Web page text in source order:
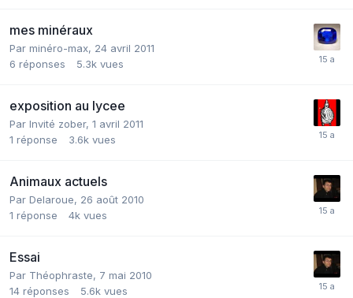
mes minéraux
Par minéro-max, 24 avril 2011
6 réponses 5.3k vues
exposition au lycee
Par Invité zober, 1 avril 2011
1 réponse 3.6k vues
Animaux actuels
Par Delaroue, 26 août 2010
1 réponse 4k vues
Essai
Par Théophraste, 7 mai 2010
14 réponses 5.6k vues